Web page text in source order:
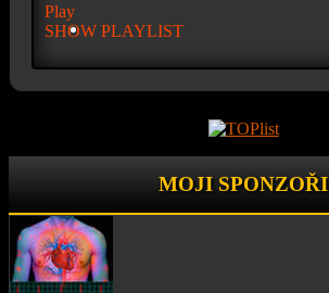
Play
SHOW PLAYLIST
MOJI SPONZOŘI